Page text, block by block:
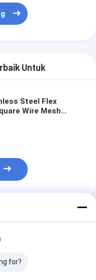
Untuk
Steel Flex
Wire Mesh
for?